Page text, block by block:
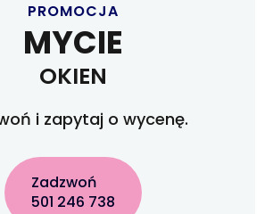
PROMOCJA
MYCIE
OKIEN
i zapytaj o wycenę.
Zadzwoń
501 246 738